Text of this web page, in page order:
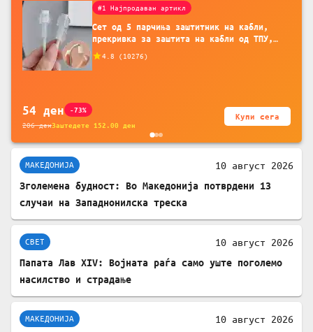
#1 Најпродаван артикл
Сет од 5 парчиња заштитник на кабли,
прекривка за заштита на кабли од ТПУ,
батерија, за мобилни телефони, комплет
4.8 ( 10276)
54 ден -73%
206денЗаштедете 152.00 ден
Купи сега
МАКЕДОНИЈА 10 август 2026
Зголемена будност: Во Македонија потврдени 13
случаи на Западнонилска треска
СВЕТ 10 август 2026
Папата Лав XIV: Војната раѓа само уште поголемо
насилство и страдање
МАКЕДОНИЈА 10 август 2026